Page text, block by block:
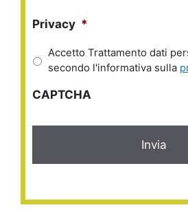
Privacy *
Accetto Trattamento dati
secondo l'informativa sulla
CAPTCHA